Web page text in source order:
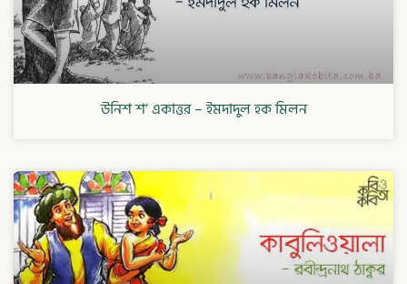
উনিশ শ’ একাত্তর – ইমদাদুল হক মিলন